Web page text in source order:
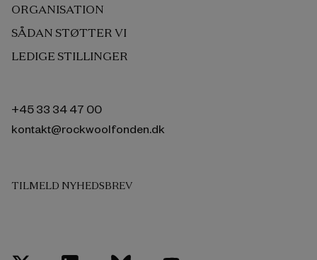
ORGANISATION
SÅDAN STØTTER VI
LEDIGE STILLINGER
+45 33 34 47 00
kontakt@rockwoolfonden.dk
TILMELD NYHEDSBREV